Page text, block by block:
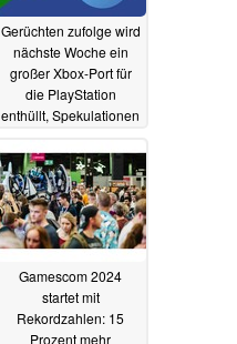
Gerüchten zufolge wird
nächste Woche ein
großer Xbox-Port für
die PlayStation
enthüllt, Spekulationen
15.08.2024
Gamescom 2024
startet mit
Rekordzahlen: 15
Prozent mehr